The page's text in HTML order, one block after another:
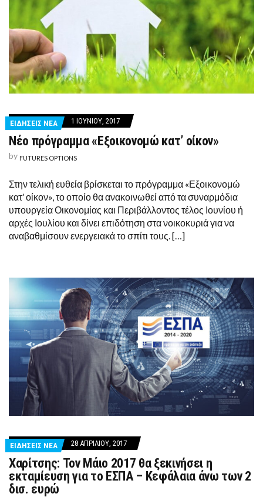
ΕΙΔΗΣΕΙΣ ΝΕΑ 1 ΙΟΥΝΊΟΥ, 2017
Νέο πρόγραμμα «Εξοικονομώ κατ’ οίκον»
by FUTURES OPTIONS
Στην τελική ευθεία βρίσκεται το πρόγραμμα «Εξοικονομώ
κατ’ οίκον», το οποίο θα ανακοινωθεί από τα συναρμόδια
υπουργεία Οικονομίας και Περιβάλλοντος τέλος Ιουνίου ή
αρχές Ιουλίου και δίνει επιδότηση στα νοικοκυριά για να
αναβαθμίσουν ενεργειακά το σπίτι τους. […]
ΕΙΔΗΣΕΙΣ ΝΕΑ 28 ΑΠΡΙΛΊΟΥ, 2017
Χαρίτσης: Τον Μάιο 2017 θα ξεκινήσει η
εκταμίευση για το ΕΣΠΑ – Κεφάλαια άνω των 2
δισ. ευρώ